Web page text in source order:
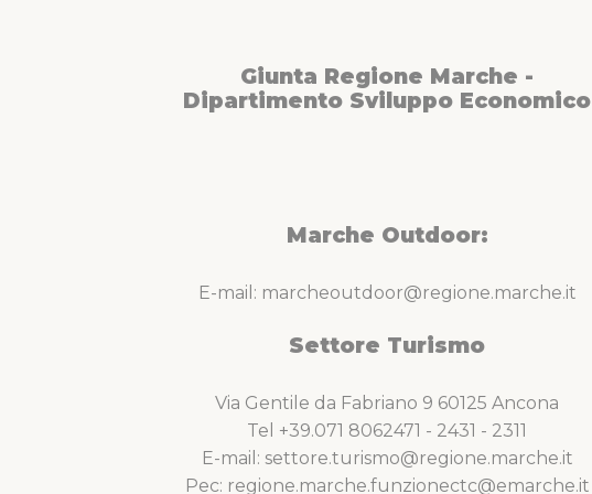
Giunta Regione Marche -
Dipartimento Sviluppo Economico
Marche Outdoor:
E-mail: marcheoutdoor@regione.marche.it
Settore Turismo
Via Gentile da Fabriano 9 60125 Ancona
Tel +39.071 8062471 - 2431 - 2311
E-mail: settore.turismo@regione.marche.it
Pec: regione.marche.funzionectc@emarche.it